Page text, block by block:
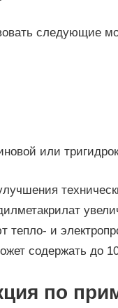
следующие
или
тепло- и
содержать до
по